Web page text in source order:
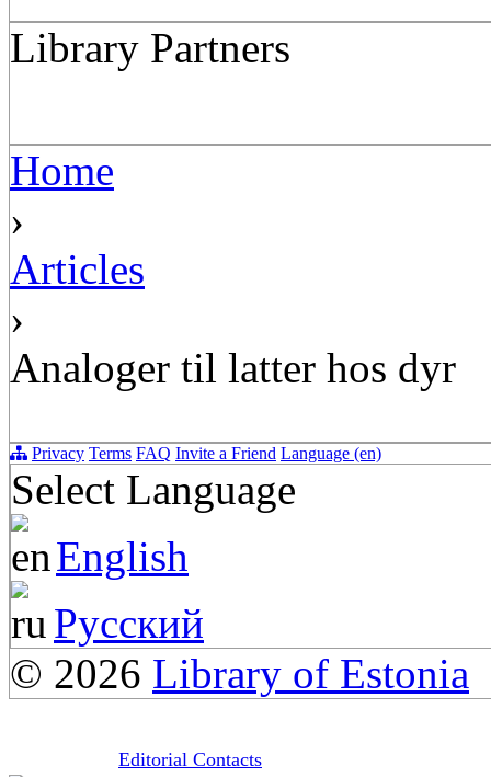
Library Partners
Home
›
Articles
›
Analoger til latter hos dyr
Privacy Terms FAQ Invite a Friend Language (en)
Select Language
English
Русский
© 2026 Library of Estonia
Editorial Contacts